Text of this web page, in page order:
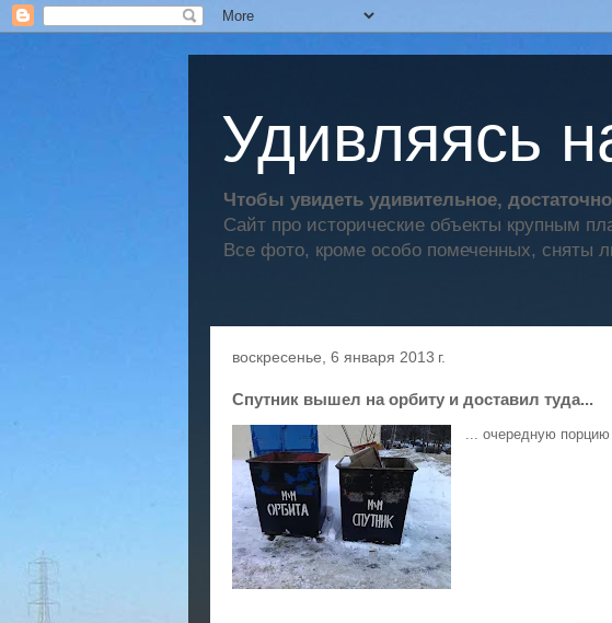
Удивляясь
Чтобы увидеть удивительное,
Сайт про исторические объекты крупным
Все фото, кроме особо помеченных, сняты
воскресенье, 6 января 2013 г.
Спутник вышел на орбиту и доставил туда...
... очередную